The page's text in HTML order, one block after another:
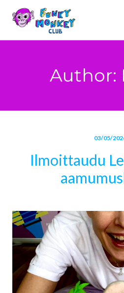
content
Author:
03/05/
Ilmoittaudu